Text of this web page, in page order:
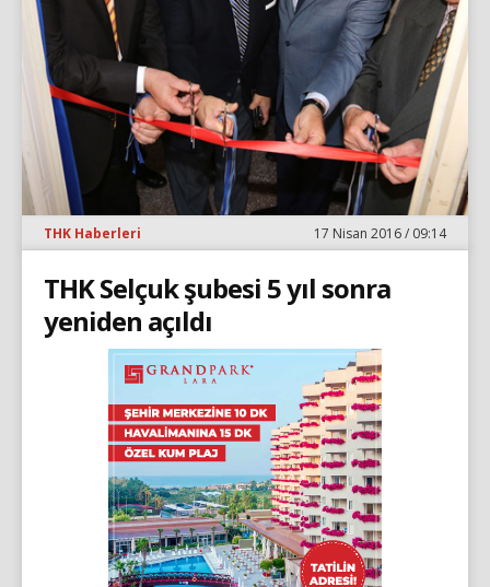
THK Haberleri 17 Nisan 2016 / 09:14
THK Selçuk şubesi 5 yıl sonra
yeniden açıldı